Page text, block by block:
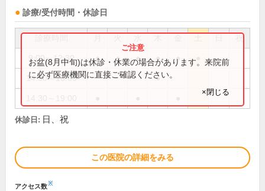
診療/受付時間・休診日
祝
9:00～12:30 ● ● ● ● ●
14:30～18:00 ●
お盆(8月中旬)は休診・休業の場合があります。来院前
に必ず医療機関に直接ご確認ください。
×閉じる
休診日: 日、祝
この医院の詳細をみる
アクセス数※